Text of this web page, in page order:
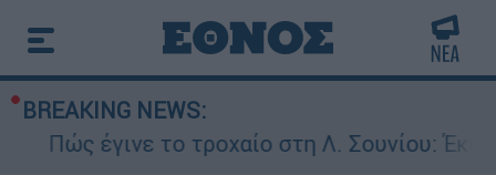
BREAKING NEWS:
έγινε το τροχαίο στη Λ. Σουνίου: Έκανε